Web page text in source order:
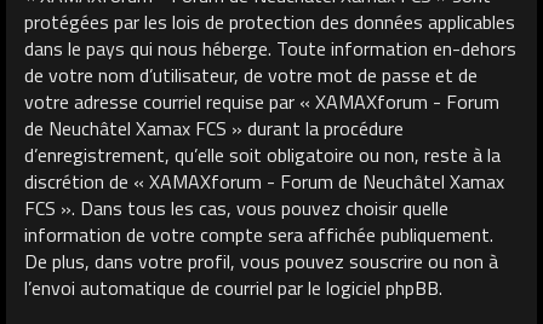
protégées par les lois de protection des données applicables
dans le pays qui nous héberge. Toute information en-dehors
de votre nom d’utilisateur, de votre mot de passe et de
votre adresse courriel requise par « XAMAXforum - Forum
de Neuchâtel Xamax FCS » durant la procédure
d’enregistrement, qu’elle soit obligatoire ou non, reste à la
discrétion de « XAMAXforum - Forum de Neuchâtel Xamax
FCS ». Dans tous les cas, vous pouvez choisir quelle
information de votre compte sera affichée publiquement.
De plus, dans votre profil, vous pouvez souscrire ou non à
l’envoi automatique de courriel par le logiciel phpBB.